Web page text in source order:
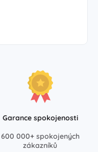
Garance spokojenosti
600 000+ spokojených
zákazníků